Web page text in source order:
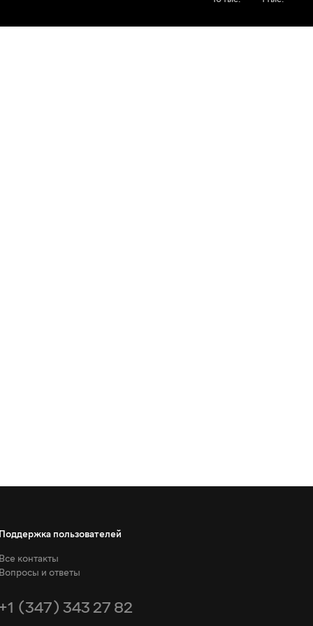
Поддержка пользователей
Все контакты
Вопросы и ответы
+1 (347) 343 27 82